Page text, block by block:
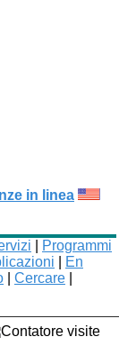
in linea
Programmi
En
Cercare